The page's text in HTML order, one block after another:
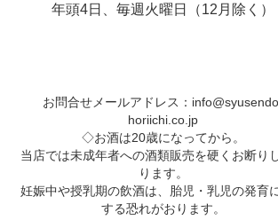
年頭4日、毎週火曜日（12月除く）
お問合せメールアドレス：
horiichi.co.jp
◇お酒は20歳になってから。
当店では未成年者への酒類販売を硬くお断り
ります。
妊娠中や授乳期の飲酒は、胎児・乳児の発育
する恐れがおります。